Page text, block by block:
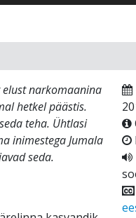
narkomaanina
hetkel päästis.
teha. Ühtlasi
inimestega Jumala
seda.